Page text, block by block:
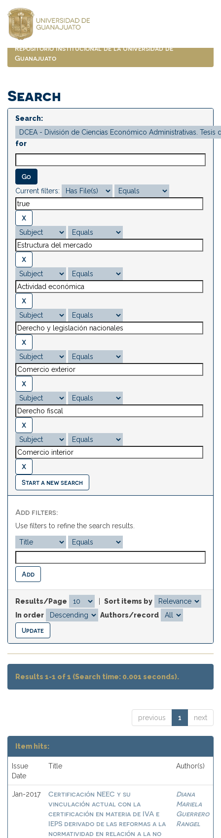
navigation
Repositorio Institucional de la Universidad de
Guanajuato
Search
Search:
for
Current filters:
Start a new search
Add filters:
Use filters to refine the search results.
Results/Page
Sort items by
In order
Authors/record
Results 1-1 of 1 (Search time: 0.001 seconds).
previous 1 next
Item hits:
Issue
Date
Title Author(s)
Jan-2017
Certificación NEEC y su
vinculación actual con la
certificación en materia de IVA e
IEPS derivado de las reformas a la
normatividad en relación a la no
Diana
Mariela
Guerrero
Rangel